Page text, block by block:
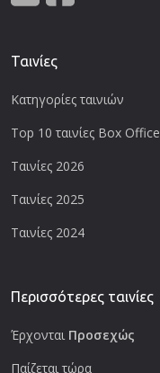
Ταινίες
Κατηγορίες ταινιών
Top 10 ταινίες Box Office
Ταινίες 2026
Ταινίες 2025
Ταινίες 2024
Περισσότερες ταινίες
Έρχονται Προσεχώς
Παίζεται τώρα